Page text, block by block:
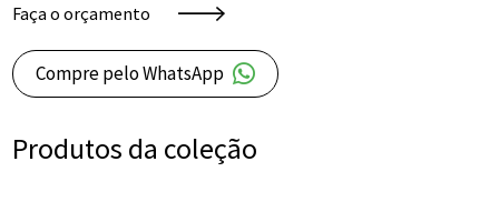
Faça o orçamento
Compre pelo WhatsApp
Produtos da coleção